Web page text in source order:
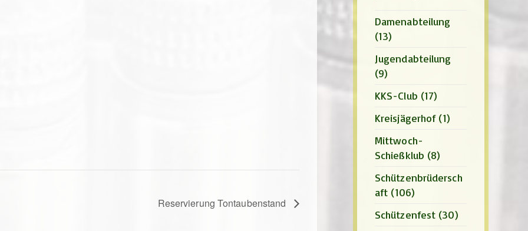
Reservierung Tontaubenstand
Damenabteilung
(13)
Jugendabteilung
(9)
KKS-Club (17)
Kreisjägerhof (1)
Mittwoch-
Schießklub (8)
Schützenbrüdersch
aft (106)
Schützenfest (30)